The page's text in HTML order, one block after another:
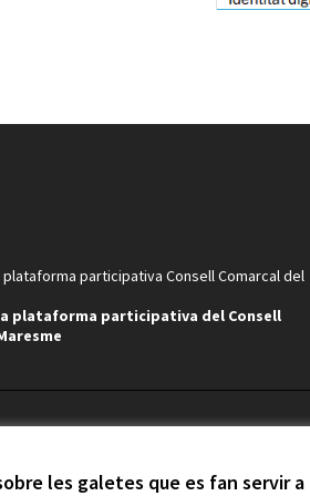
les galetes que es fan servir
plataforma participativa Consell Comarcal del
plataforma participativa del Consell